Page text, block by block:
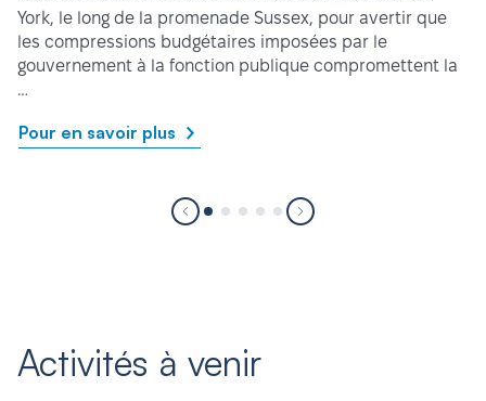
York, le long de la promenade Sussex, pour avertir que
les compressions budgétaires imposées par le
gouvernement à la fonction publique compromettent la
…
Pour en savoir plus
Activités à venir